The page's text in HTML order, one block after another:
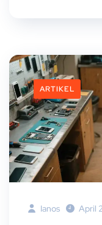
ARTIKEL
Ianos April